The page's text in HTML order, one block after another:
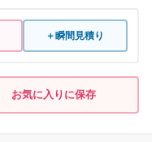
＋瞬間見積り
お気に入りに保存